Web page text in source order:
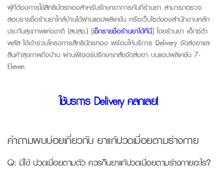
ผู้ที่ต้องการใช้สิทธิบัตรทองสำหรับรักษาอาการคันที่ร้านยา สามารถตรวจ
สอบรายชื่อร้านยาใกล้บ้านได้ผ่านแอปพลิเคชัน หรือเว็บไซต์ของสำนักงานหลัก
ประกันสุขภาพแห่งชาติ (สปสช.) [เช็กรายชื่อร้านยาได้ที่นี่] โดยร้านยา เอ็กซ์ต้า
พลัส ได้เข้าร่วมโครงการสิทธิบัตรทอง พร้อมให้บริการ Deliveryจัดส่งยาและ
สินค้าสุขภาพถึงบ้าน ผ่านฟีเจอร์ปรึกษาเภสัชจัดส่งยา บนแอปพลิเคชัน 7-
Eleven
ใช้บริการ Delivery คลิกเลย!
คำถามพบบ่อยเกี่ยวกับ ยาแก้ปวดเมื่อยตามร่างกาย
Q: มีไข้ ปวดเมื่อยตามตัว ควรกินยาแก้ปวดเมื่อยตามร่างกายอะไร?